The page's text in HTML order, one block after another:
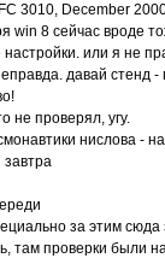
3010, December
win 8 сейчас вроде
или я не
давай стенд -
не проверял, угу.
нислова -
завтра
за этим
там проверки были